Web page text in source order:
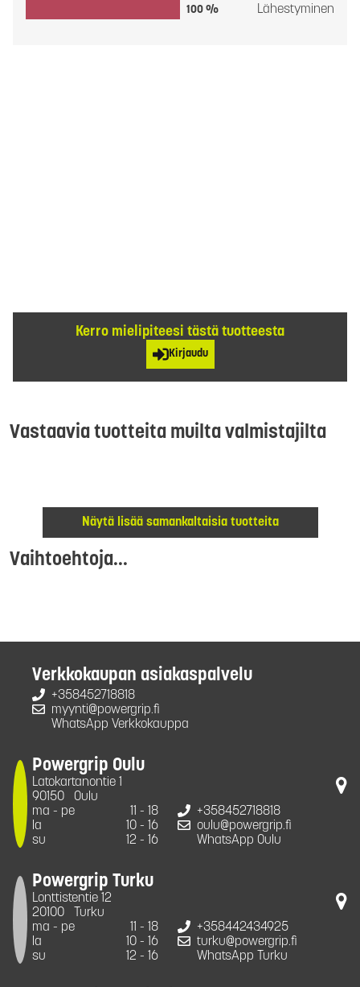
100 % Lähestyminen
Kerro mielipiteesi tästä tuotteesta
Kirjaudu
Vastaavia tuotteita muilta valmistajilta
Näytä lisää samankaltaisia tuotteita
Vaihtoehtoja...
Verkkokaupan asiakaspalvelu
+358452718818
myynti@powergrip.fi
WhatsApp Verkkokauppa
Powergrip Oulu
Latokartanontie 1
90150
Oulu
ma - pe
11 - 18
la
10 - 16
su
12 - 16
+358452718818
oulu@powergrip.fi
WhatsApp Oulu
Powergrip Turku
Lonttistentie 12
20100
Turku
ma - pe
11 - 18
la
10 - 16
su
12 - 16
+358442434925
turku@powergrip.fi
WhatsApp Turku